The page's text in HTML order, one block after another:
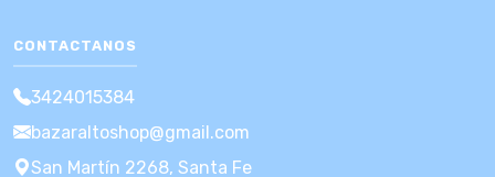
CONTACTANOS
3424015384
bazaraltoshop@gmail.com
San Martín 2268, Santa Fe